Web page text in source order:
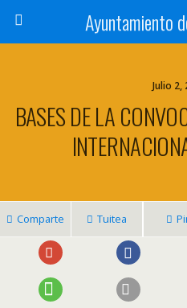
Ayuntamiento
Julio 2,
BASES DE LA
Comparte Tuitea